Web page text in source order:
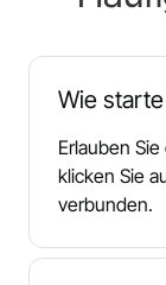
Wie
Erlauben
klicken Sie
verbunden.